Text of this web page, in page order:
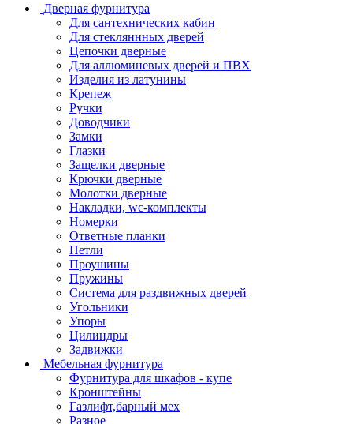
Дверная фурнитура
Для сантехнических кабин
Для стекляннных дверей
Цепочки дверные
Для аллюминевых дверей и ПВХ
Изделия из латунины
Крепеж
Ручки
Доводчики
Замки
Глазки
Защелки дверные
Крючки дверные
Молотки дверные
Накладки, wc-комплекты
Номерки
Ответные планки
Петли
Проушины
Пружины
Система для раздвижных дверей
Угольники
Упоры
Цилиндры
Задвижки
Мебельная фурнитура
Фурнитура для шкафов - купе
Кронштейны
Газлифт,барный мех
Разное